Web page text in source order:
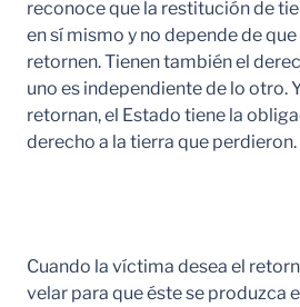
reconoce que la restitución de
en sí mismo y no depende de
retornen. Tienen también el
uno es independiente de lo otro.
retornan, el Estado tiene la
derecho a la tierra que perdieron.
Cuando la víctima desea el
velar para que éste se produzca